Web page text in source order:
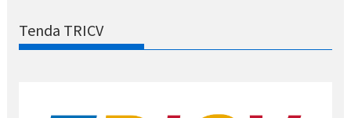
Tenda TRICV